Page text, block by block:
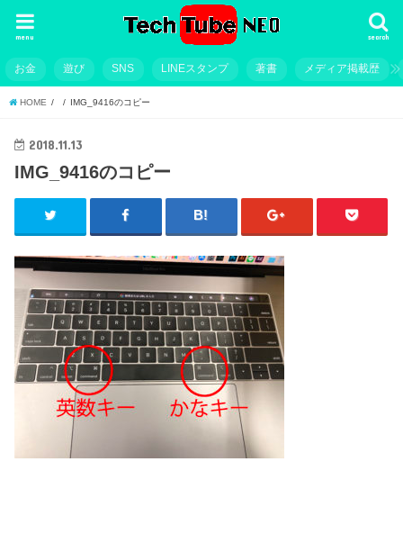
search
menu
お金 遊び SNS LINEスタンプ 著書 メディア掲載歴
HOME IMG_9416のコピー
2018.11.13
IMG_9416のコピー